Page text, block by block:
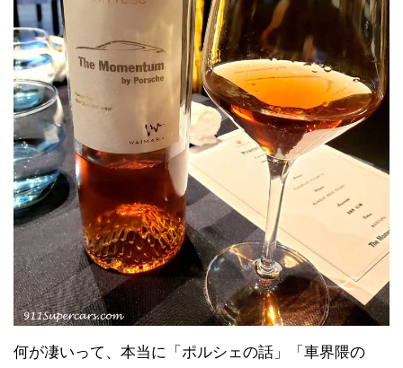
何が凄いって、本当に「ポルシェの話」「車界隈の